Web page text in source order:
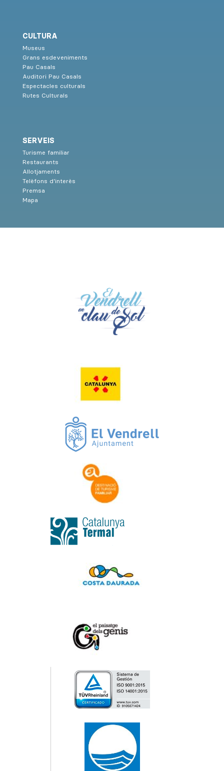
CULTURA
Museus
Grans esdeveniments
Pau Casals
Auditori Pau Casals
Espectacles culturals
Rutes Culturals
SERVEIS
Turisme familiar
Restaurants
Allotjaments
Telèfons d’interès
Premsa
Mapa